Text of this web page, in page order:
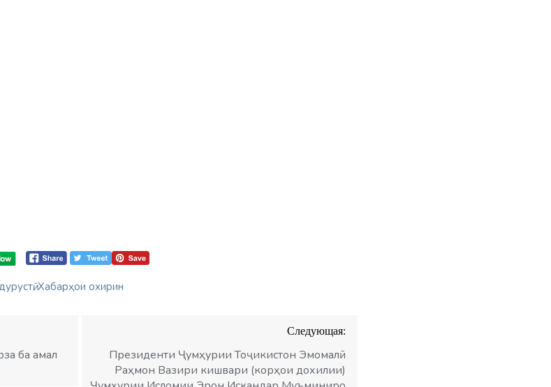
,Хабарҳои охирин
ба амал
Следующая:
Президенти Ҷумҳурии Тоҷикистон Эмомалӣ
Раҳмон Вазири кишвари (корҳои дохилии)